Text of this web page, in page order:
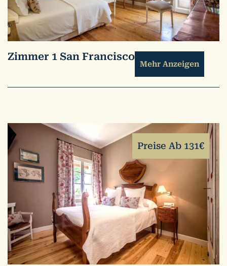
Zimmer 1 San Francisco
Mehr Anzeigen
Preise Ab 131€